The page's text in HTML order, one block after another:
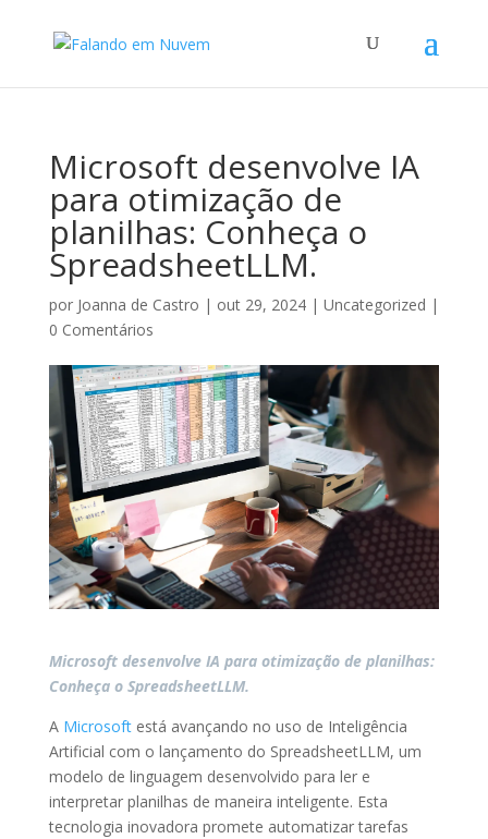
Microsoft desenvolve IA
para otimização de
planilhas: Conheça o
SpreadsheetLLM.
por Joanna de Castro | out 29, 2024| Uncategorized |
0 Comentários
Microsoft desenvolve IA para otimização de planilhas:
Conheça o SpreadsheetLLM.
A Microsoftestá avançando no uso de Inteligência
Artificial com o lançamento do SpreadsheetLLM, um
modelo de linguagem desenvolvido para ler e
interpretar planilhas de maneira inteligente. Esta
tecnologia inovadora promete automatizar tarefas